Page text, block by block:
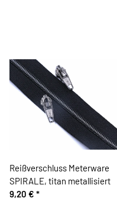
Reißverschluss Meterware
SPIRALE, titan metallisiert
9,20 € *